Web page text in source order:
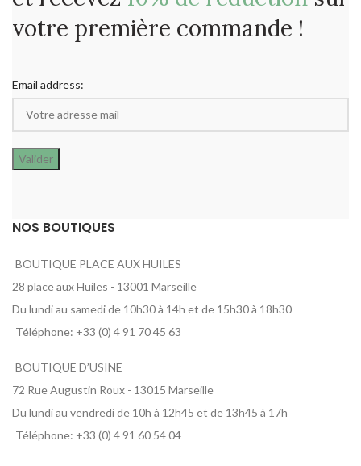
votre première commande !
Email address:
NOS BOUTIQUES
BOUTIQUE PLACE AUX HUILES
28 place aux Huiles - 13001 Marseille
Du lundi au samedi de 10h30 à 14h et de 15h30 à 18h30
Téléphone: +33 (0) 4 91 70 45 63
BOUTIQUE D’USINE
72 Rue Augustin Roux - 13015 Marseille
Du lundi au vendredi de 10h à 12h45 et de 13h45 à 17h
Téléphone: +33 (0) 4 91 60 54 04